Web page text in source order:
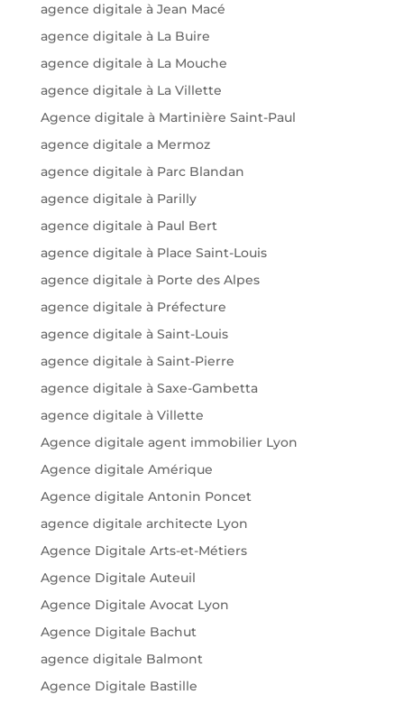
agence digitale à Jean Macé
agence digitale à La Buire
agence digitale à La Mouche
agence digitale à La Villette
Agence digitale à Martinière Saint-Paul
agence digitale a Mermoz
agence digitale à Parc Blandan
agence digitale à Parilly
agence digitale à Paul Bert
agence digitale à Place Saint-Louis
agence digitale à Porte des Alpes
agence digitale à Préfecture
agence digitale à Saint-Louis
agence digitale à Saint-Pierre
agence digitale à Saxe-Gambetta
agence digitale à Villette
Agence digitale agent immobilier Lyon
Agence digitale Amérique
Agence digitale Antonin Poncet
agence digitale architecte Lyon
Agence Digitale Arts-et-Métiers
Agence Digitale Auteuil
Agence Digitale Avocat Lyon
Agence Digitale Bachut
agence digitale Balmont
Agence Digitale Bastille